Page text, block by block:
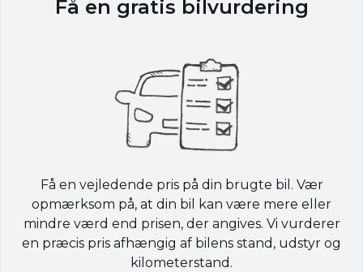
Få en gratis bilvurdering
Få en vejledende pris på din brugte bil. Vær
opmærksom på, at din bil kan være mere eller
mindre værd end prisen, der angives. Vi vurderer
en præcis pris afhængig af bilens stand, udstyr og
kilometerstand.